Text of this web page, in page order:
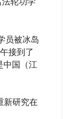
员被冰岛
接到了
中国（江
新研究在